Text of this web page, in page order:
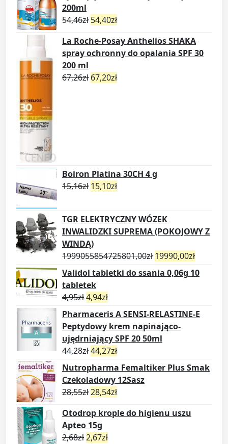
200ml
54,46zł 54,40zł
La Roche-Posay Anthelios SHAKA
spray ochronny do opalania SPF 30
200 ml
67,26zł 67,20zł
Boiron Platina 30CH 4 g
15,16zł 15,10zł
TGR ELEKTRYCZNY WÓZEK
INWALIDZKI SUPREMA (POKOJOWY Z
WINDĄ)
1999055854725801,00zł 19990,00zł
Validol tabletki do ssania 0,06g 10
tabletek
4,95zł4,94zł
Pharmaceris A SENSI-RELASTINE-E
Peptydowy krem napinająco-
ujędrniający SPF 20 50ml
44,28zł44,27zł
Nutropharma Femaltiker Plus Smak
Czekoladowy 12Sasz
28,55zł28,54zł
Otodrop krople do higienu uszu
Apteo 15g
2,68zł2,67zł